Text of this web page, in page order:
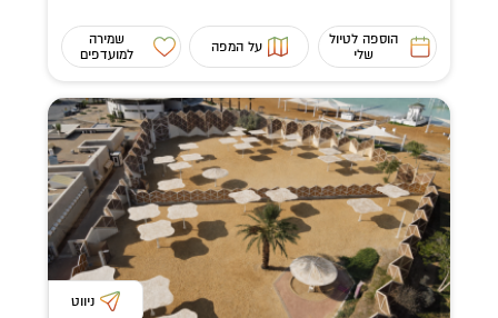
הוספה לטיול
שלי
על המפה
שמירה
למועדפים
ניווט